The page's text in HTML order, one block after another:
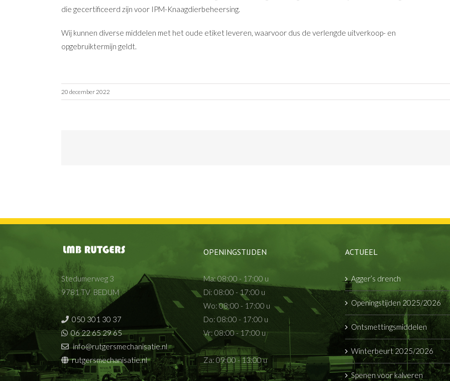
die gecertificeerd zijn voor IPM-Knaagdierbeheersing.
Wij kunnen diverse middelen met het oude etiket leveren, waarvoor dus de verlengde uitverkoop- en
opgebruiktermijn geldt.
20 december 2022
Stedumerweg 3
9781 TV BEDUM
050 301 30 37
06 22 65 29 65
info@rutgersmechanisatie.nl
rutgersmechanisatie.nl
OPENINGSTIJDEN
Ma: 08:00 - 17:00 u
Di: 08:00 - 17:00 u
Wo: 08:00 - 17:00 u
Do: 08:00 - 17:00 u
Vr: 08:00 - 17:00 u
Za: 09:00 - 13:00 u
ACTUEEL
Agger’s drench
Openingstijden 2025/2026
Ontsmettingsmiddelen
Winterbeurt 2025/2026
Spenen voor kalveren